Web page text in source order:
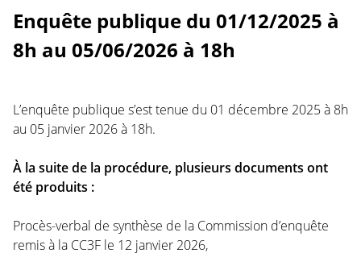
Enquête publique du 01/12/2025 à
8h au 05/06/2026 à 18h
L’enquête publique s’est tenue du 01 décembre 2025 à 8h
au 05 janvier 2026 à 18h.
À la suite de la procédure, plusieurs documents ont
été produits :
Procès-verbal de synthèse de la Commission d’enquête
remis à la CC3F le 12 janvier 2026,